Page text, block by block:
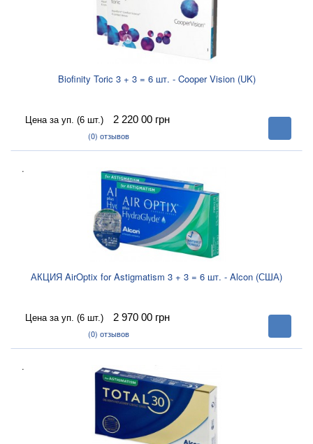
Biofinity Toric 3 + 3 = 6 шт. - Cooper Vision (UK)
Цена за уп. (6 шт.) 2 220 00 грн
(0) отзывов
В
корзину
.
АКЦИЯ AirOptix for Astigmatism 3 + 3 = 6 шт. - Alcon (США)
Цена за уп. (6 шт.) 2 970 00 грн
(0) отзывов
В
корзину
.